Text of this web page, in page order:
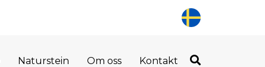
Naturstein Om oss Kontakt